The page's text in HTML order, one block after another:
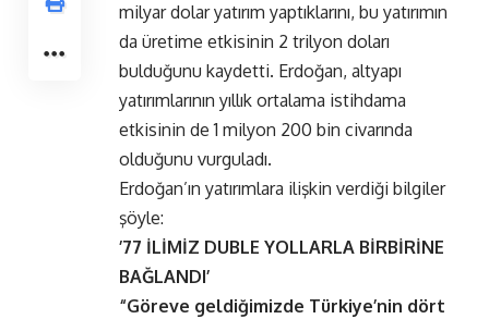
milyar dolar yatırım yaptıklarını, bu yatırımın
da üretime etkisinin 2 trilyon doları
bulduğunu kaydetti. Erdoğan, altyapı
yatırımlarının yıllık ortalama istihdama
etkisinin de 1 milyon 200 bin civarında
olduğunu vurguladı.
Erdoğan’ın yatırımlara ilişkin verdiği bilgiler
şöyle:
’77 İLİMİZ DUBLE YOLLARLA BİRBİRİNE
BAĞLANDI’
“Göreve geldiğimizde Türkiye’nin dört